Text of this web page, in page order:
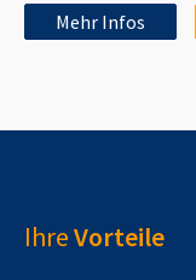
Mehr Infos
IhreVorteile